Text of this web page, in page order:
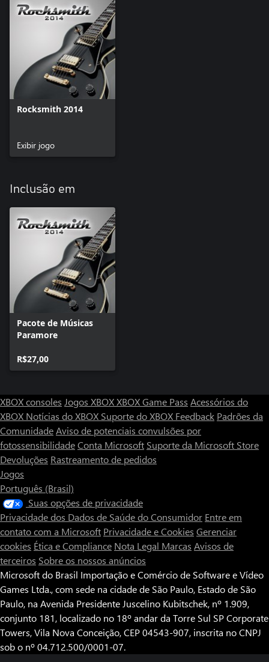
Rocksmith 2014
Exibir jogo
Inclusão em
Pacote de Músicas
Paramore
R$27,00
XBOX consoles Jogos XBOXXBOX Game Pass Acessórios do
XBOX Notícias do XBOX Suporte do XBOX Feedback Padrões da
ComunidadeAviso de potenciais convulsões por
fotossensibilidadeConta Microsoft Suporte da Microsoft Store
Devoluções Rastreamento de pedidos
Jogos
Português (Brasil)
Suas opções de privacidade
Privacidade dos Dados de Saúde do Consumidor Entre em
contato com a Microsoft Privacidade e Cookies Gerenciar
cookies Ética e Compliance Nota Legal Marcas Avisos de
terceiros Sobre os nossos anúncios
Microsoft do Brasil Importação e Comércio de Software e Vídeo
Games Ltda., com sede na cidade de São Paulo, Estado de São
Paulo, na Avenida Presidente Juscelino Kubitschek, nº 1.909,
conjunto 181, localizado no 18º andar da Torre Sul SP Corporate
Towers, Vila Nova Conceição, CEP 04543-907, inscrita no CNPJ
sob o nº 04.712.500/0001-07.